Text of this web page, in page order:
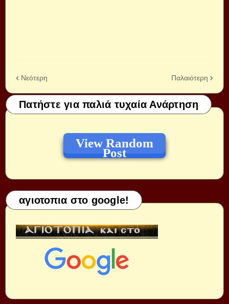
Νεότερη Παλαιότερη
Πατήστε για παλιά τυχαία Ανάρτηση
View Random
Post
αγιοτοπια στο google!